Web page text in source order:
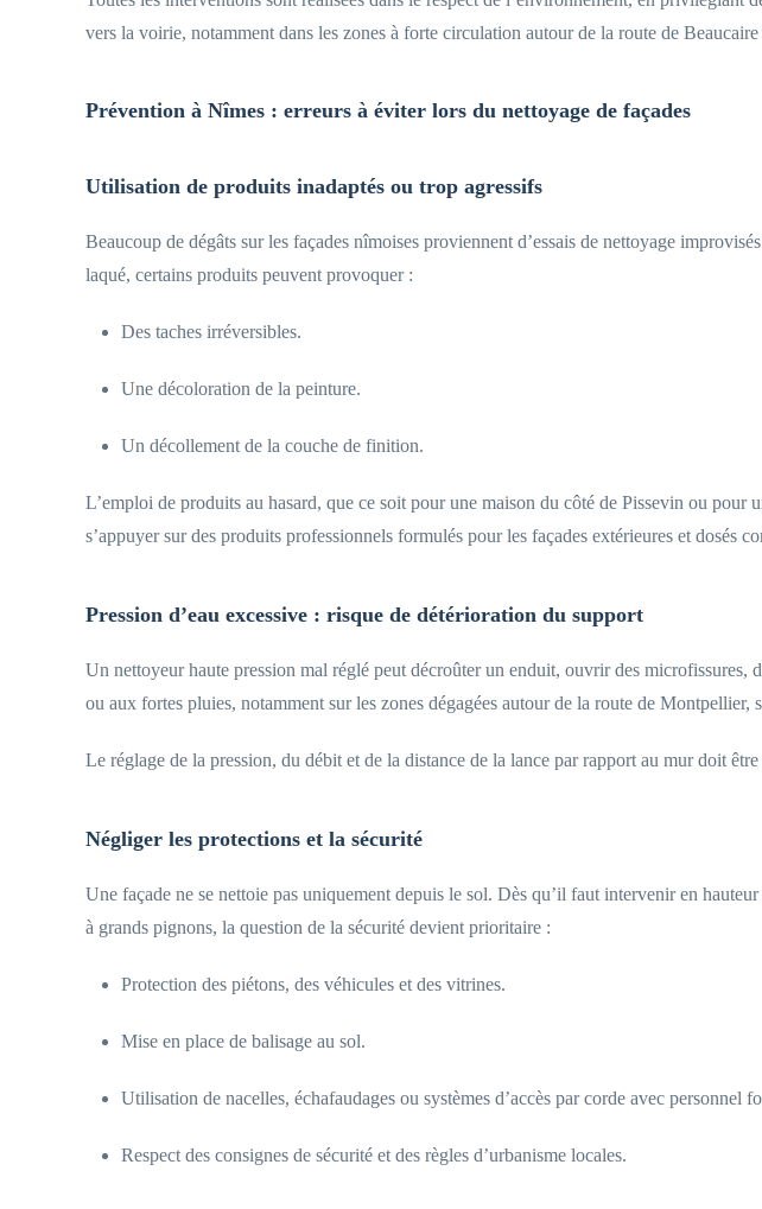
vers la voirie, notamment dans les zones à forte circulation autour de la route de
Prévention à Nîmes : erreurs à éviter lors du nettoyage de façades
Utilisation de produits inadaptés ou trop agressifs
Beaucoup de dégâts sur les façades nîmoises proviennent d’essais de nettoyage
laqué, certains produits peuvent provoquer :
Des taches irréversibles.
Une décoloration de la peinture.
Un décollement de la couche de finition.
L’emploi de produits au hasard, que ce soit pour une maison du côté de Pissevin ou
s’appuyer sur des produits professionnels formulés pour les façades extérieures et dosés
Pression d’eau excessive : risque de détérioration du support
Un nettoyeur haute pression mal réglé peut décroûter un enduit, ouvrir des microfissures,
ou aux fortes pluies, notamment sur les zones dégagées autour de la route de
Le réglage de la pression, du débit et de la distance de la lance par rapport au mur doit
Négliger les protections et la sécurité
Une façade ne se nettoie pas uniquement depuis le sol. Dès qu’il faut intervenir en
à grands pignons, la question de la sécurité devient prioritaire :
Protection des piétons, des véhicules et des vitrines.
Mise en place de balisage au sol.
Utilisation de nacelles, échafaudages ou systèmes d’accès par corde avec personnel
Respect des consignes de sécurité et des règles d’urbanisme locales.